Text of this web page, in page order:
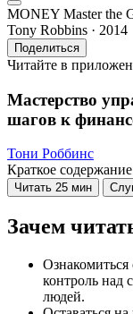
MONEY Master the
Tony Robbins · 2014
Поделиться
Читайте в
Мастерство
шагов к
Тони Роббинс
Краткое
Читать 25 мин
Зачем
Ознакомиться
контроль над
людей.